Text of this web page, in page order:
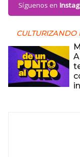
Síguenos en
CULTURIZANDO